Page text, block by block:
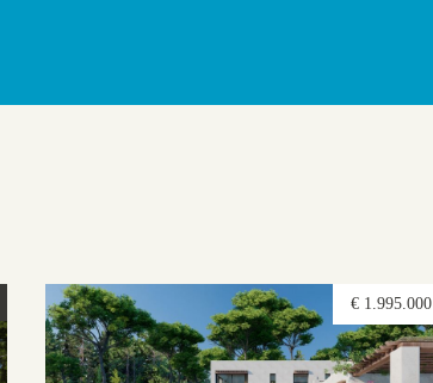
€ 1.995.000